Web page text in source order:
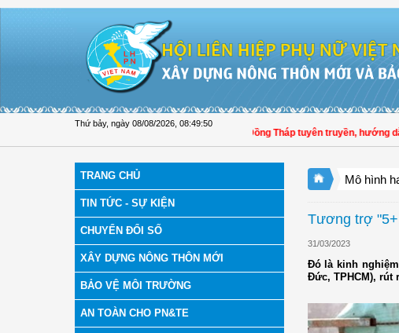
Thứ bảy, ngày 08/08/2026 08:49:51
Hội LHPN tỉnh Đồng Tháp tuyên truyền, hướng
TRANG CHỦ
TIN TỨC - SỰ KIỆN
CHUYỂN ĐỔI SỐ
XÂY DỰNG NÔNG THÔN MỚI
BẢO VỆ MÔI TRƯỜNG
AN TOÀN CHO PN&TE
Mô hình
Tương trợ
31/03/2023
Đó là kinh
Đức, TPHCM), rút